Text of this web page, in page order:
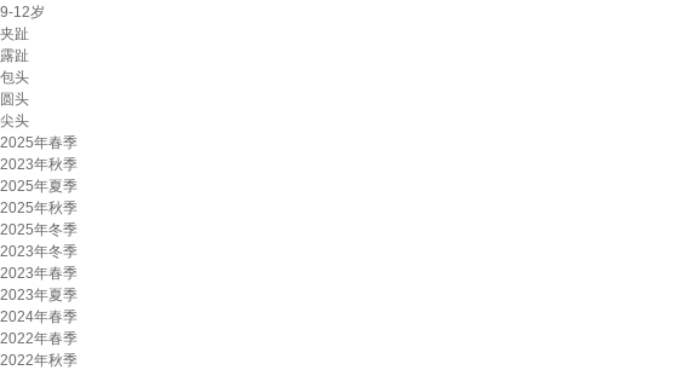
9-12岁
夹趾
露趾
包头
圆头
尖头
2025年春季
2023年秋季
2025年夏季
2025年秋季
2025年冬季
2023年冬季
2023年春季
2023年夏季
2024年春季
2022年春季
2022年秋季